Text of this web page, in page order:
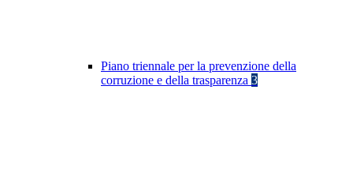
Piano triennale per la prevenzione della
corruzione e della trasparenza 3